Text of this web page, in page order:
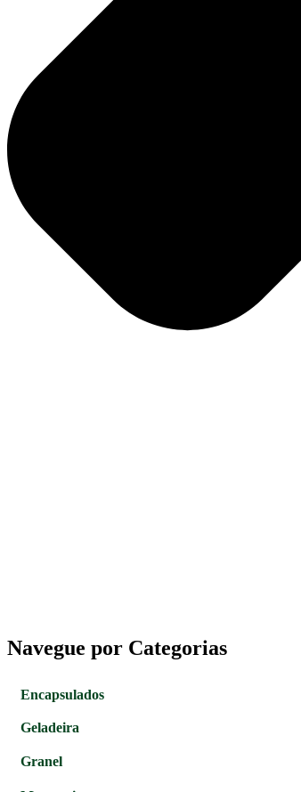
Navegue por Categorias
Encapsulados
Geladeira
Granel